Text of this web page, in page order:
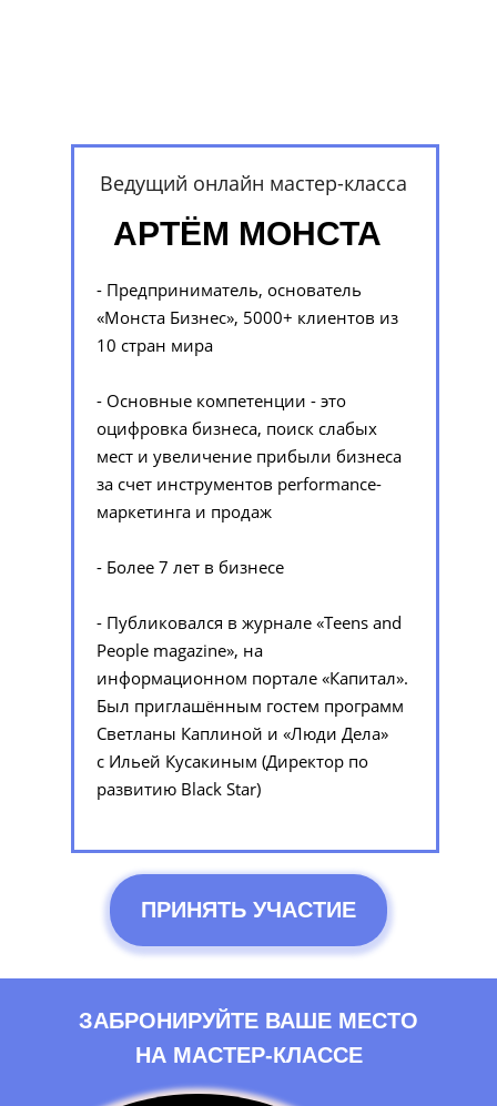
АРТЁМ МОНСТА
Ведущий онлайн мастер-класса
- Предприниматель, основатель
«Монста Бизнес», 5000+ клиентов из
10 стран мира
- Основные компетенции - это
оцифровка бизнеса, поиск слабых
мест и увеличение прибыли бизнеса
за счет инструментов performance-
маркетинга и продаж
- Более 7 лет в бизнесе
- Публиковался в журнале «Teens and
People magazine», на
информационном портале «Капитал».
Был приглашённым гостем программ
Светланы Каплиной и «Люди Дела»
с Ильей Кусакиным (Директор по
развитию Black Star)
ПРИНЯТЬ УЧАСТИЕ
ЗАБРОНИРУЙТЕ ВАШЕ МЕСТО
НА МАСТЕР-КЛАССЕ